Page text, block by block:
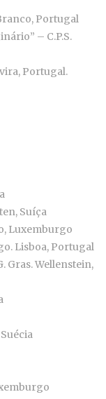
Portugal
– C.P.S.
Portugal.
Suíça
Luxemburgo
Lisboa, Portugal
Gras. Wellenstein,